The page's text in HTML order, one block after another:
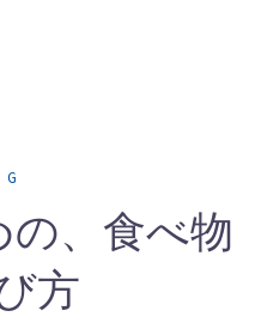
、食べ物
方